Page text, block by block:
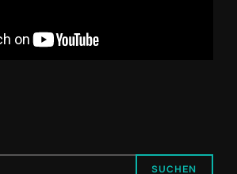
SUCHEN